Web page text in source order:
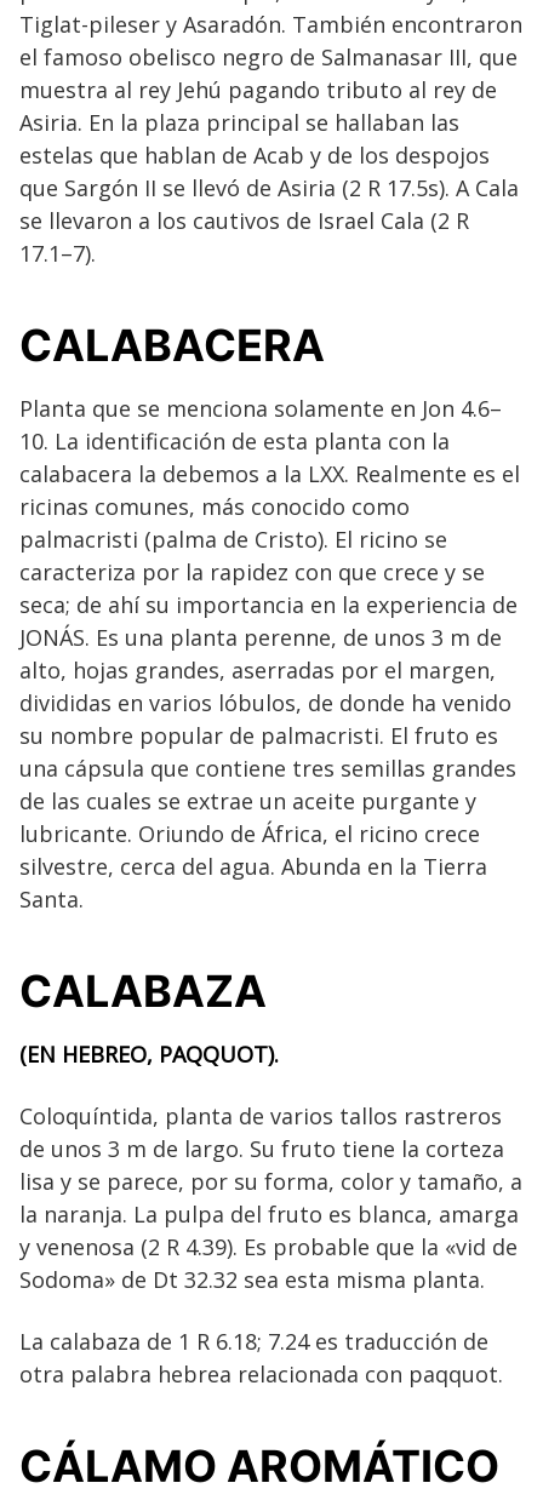
Tiglat-pileser y Asaradón. También encontraron
el famoso obelisco negro de Salmanasar III, que
muestra al rey Jehú pagando tributo al rey de
Asiria. En la plaza principal se hallaban las
estelas que hablan de Acab y de los despojos
que Sargón II se llevó de Asiria (2 R 17.5s). A Cala
se llevaron a los cautivos de Israel Cala (2 R
17.1–7).
CALABACERA
Planta que se menciona solamente en Jon 4.6–
10. La identificación de esta planta con la
calabacera la debemos a la LXX. Realmente es el
ricinas comunes, más conocido como
palmacristi (palma de Cristo). El ricino se
caracteriza por la rapidez con que crece y se
seca; de ahí su importancia en la experiencia de
JONÁS. Es una planta perenne, de unos 3 m de
alto, hojas grandes, aserradas por el margen,
divididas en varios lóbulos, de donde ha venido
su nombre popular de palmacristi. El fruto es
una cápsula que contiene tres semillas grandes
de las cuales se extrae un aceite purgante y
lubricante. Oriundo de África, el ricino crece
silvestre, cerca del agua. Abunda en la Tierra
Santa.
CALABAZA
(EN HEBREO, PAQQUOT).
Coloquíntida, planta de varios tallos rastreros
de unos 3 m de largo. Su fruto tiene la corteza
lisa y se parece, por su forma, color y tamaño, a
la naranja. La pulpa del fruto es blanca, amarga
y venenosa (2 R 4.39). Es probable que la «vid de
Sodoma» de Dt 32.32 sea esta misma planta.
La calabaza de 1 R 6.18; 7.24 es traducción de
otra palabra hebrea relacionada con paqquot.
CÁLAMO AROMÁTICO